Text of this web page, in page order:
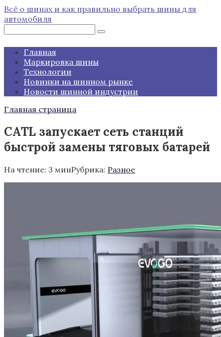
Перейти
к
Всё о шинах и как правильно выбрать шины для
автомобиля
Главная
Маркировка шины
Технологии
Новинки на шинном рынке
Новости шинной индустрии
Главная страница
CATL запускает сеть станций
быстрой замены тяговых батарей
На чтение: 3 минРубрика: Разное